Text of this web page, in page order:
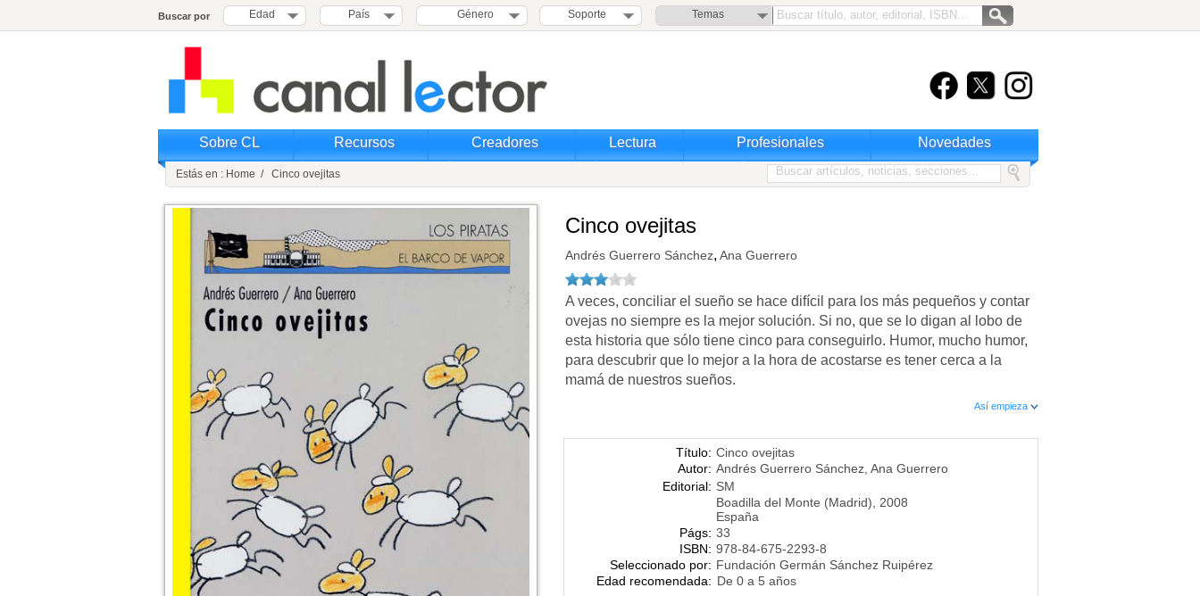
Buscar por Edad País Género Soporte Temas
Sobre CL Recursos Creadores Lectura Profesionales Novedades
Estás en : Home / Cinco ovejitas
Cinco ovejitas
Andrés Guerrero Sánchez, Ana Guerrero
A veces, conciliar el sueño se hace difícil para los más pequeños y contar
ovejas no siempre es la mejor solución. Si no, que se lo digan al lobo de
esta historia que sólo tiene cinco para conseguirlo. Humor, mucho humor,
para descubrir que lo mejor a la hora de acostarse es tener cerca a la
mamá de nuestros sueños.
Así empieza
Título: Cinco ovejitas
Autor: Andrés Guerrero Sánchez Ana Guerrero
Editorial: SM
Boadilla del Monte (Madrid), 2008
España
Págs: 33
ISBN: 978-84-675-2293-8
Seleccionado por: Fundación Germán Sánchez Ruipérez
Edad recomendada: De 0 a 5 años